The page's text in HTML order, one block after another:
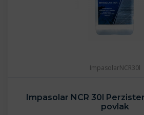
ImpasolarNCR30l
Impasolar NCR 30l
povlak